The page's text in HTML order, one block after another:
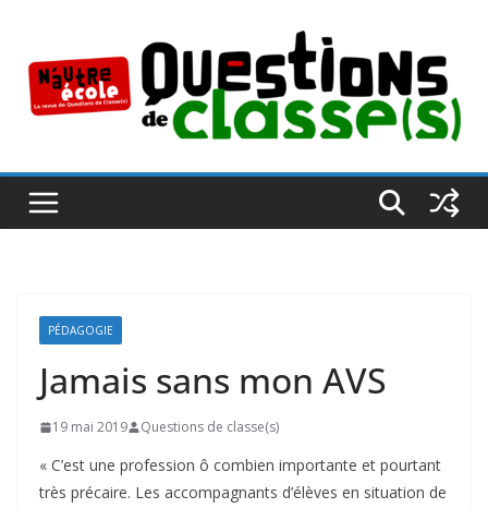
contenu
PÉDAGOGIE
Jamais sans mon AVS
19 mai 2019 Questions de classe(s)
« C’est une profession ô combien importante et pourtant
très précaire. Les accompagnants d’élèves en situation de